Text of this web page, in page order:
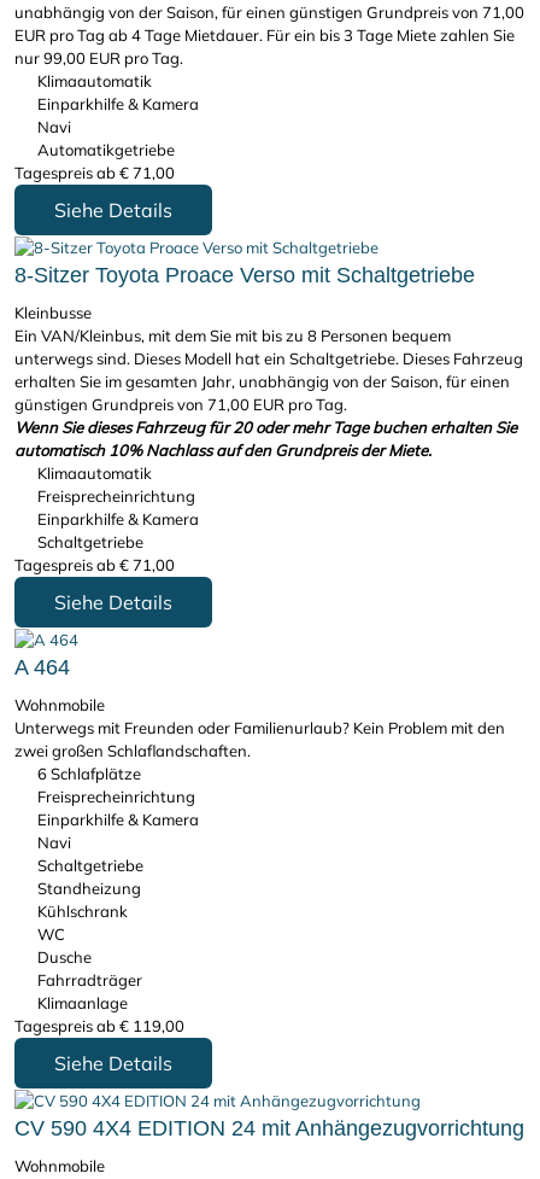
unabhängig von der Saison, für einen günstigen Grundpreis von 71,00
EUR pro Tag ab 4 Tage Mietdauer. Für ein bis 3 Tage Miete zahlen Sie
nur 99,00 EUR pro Tag.
Klimaautomatik
Einparkhilfe & Kamera
Navi
Automatikgetriebe
Tagespreis ab€71,00
Siehe Details
8-Sitzer Toyota Proace Verso mit Schaltgetriebe
Kleinbusse
Ein VAN/Kleinbus, mit dem Sie mit bis zu 8 Personen bequem
unterwegs sind. Dieses Modell hat ein Schaltgetriebe. Dieses Fahrzeug
erhalten Sie im gesamten Jahr, unabhängig von der Saison, für einen
günstigen Grundpreis von 71,00 EUR pro Tag.
Wenn Sie dieses Fahrzeug für 20 oder mehr Tage buchen erhalten Sie
automatisch 10% Nachlass auf den Grundpreis der Miete.
Klimaautomatik
Freisprecheinrichtung
Einparkhilfe & Kamera
Schaltgetriebe
Tagespreis ab€71,00
Siehe Details
A 464
Wohnmobile
Unterwegs mit Freunden oder Familienurlaub? Kein Problem mit den
zwei großen Schlaflandschaften.
6 Schlafplätze
Freisprecheinrichtung
Einparkhilfe & Kamera
Navi
Schaltgetriebe
Standheizung
Kühlschrank
WC
Dusche
Fahrradträger
Klimaanlage
Tagespreis ab€ 119,00
Siehe Details
CV 590 4X4 EDITION 24 mit Anhängezugvorrichtung
Wohnmobile